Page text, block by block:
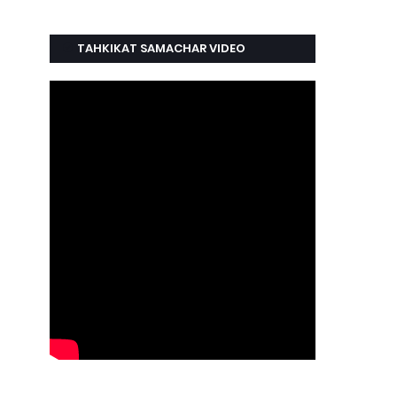
TAHKIKAT SAMACHAR VIDEO